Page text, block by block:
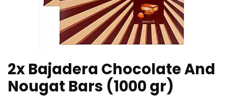
2x Bajadera Chocolate And
Nougat Bars (1000 gr)